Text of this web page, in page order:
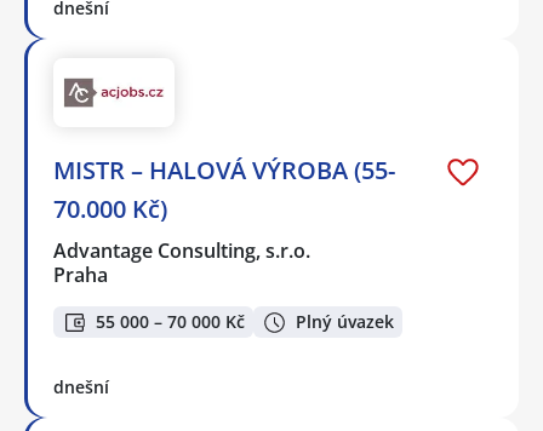
dnešní
MISTR – HALOVÁ VÝROBA (55-
70.000 Kč)
Advantage Consulting, s.r.o.
Praha
55 000 – 70 000 Kč Plný úvazek
dnešní